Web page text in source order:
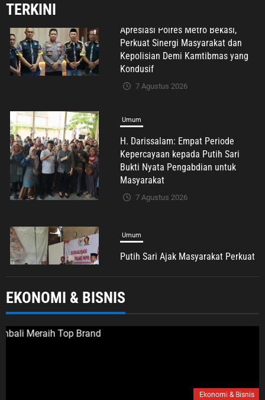
TERKINI
Umum
H. Darissalam: Empat Periode
Kepercayaan kepada Putih Sari
Bukti Nyata Pengabdian untuk
7 Agustus 2026
Umum
Putih Sari Ajak Masyarakat Perkuat
Nilai Empat Pilar MPR RI Demi
7 Agustus 2026
Dugaan TPPO TKW Cirebon di Mesir,
Pemerintah Diminta Bertindak
Cepat
EKONOMI & BISNIS